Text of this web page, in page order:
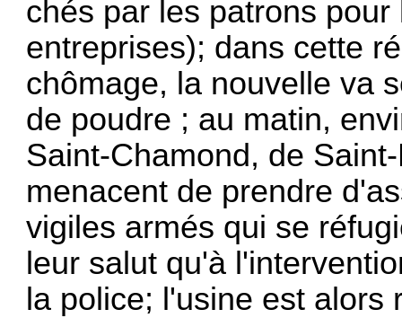
chés par les patrons
entreprises); dans cette
chômage, la nouvelle va
de poudre ; au ma­tin,
Saint-Chamond, de
menacent de prendre
vigiles armés qui se
leur salut qu'à
la poli­ce; l'usine est alors